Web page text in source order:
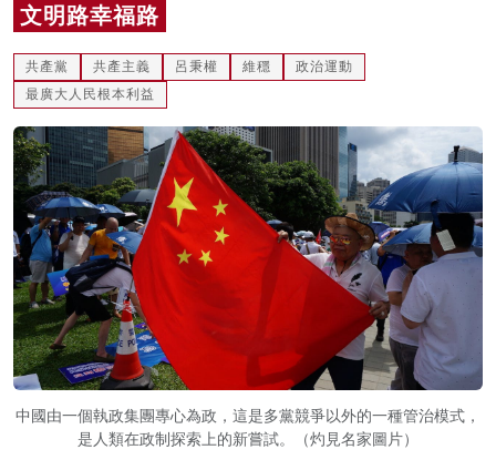
名家榜
灼見活動
關於我們
文明路幸福路
共產黨 共產主義 呂秉權 維穩
政治運動
最廣大人民根本利益
中國由一個執政集團專心為政，這是多黨競爭以外的一種管治模式，
是人類在政制探索上的新嘗試。（灼見名家圖片）